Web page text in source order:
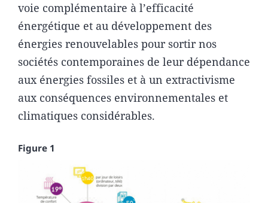
voie complémentaire à l’efficacité
énergétique et au développement des
énergies renouvelables pour sortir nos
sociétés contemporaines de leur dépendance
aux énergies fossiles et à un extractivisme
aux conséquences environnementales et
climatiques considérables.
Figure 1